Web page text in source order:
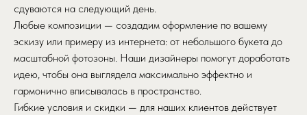
сдуваются на следующий день.
Любые композиции — создадим оформление по вашему
эскизу или примеру из интернета: от небольшого букета до
масштабной фотозоны. Наши дизайнеры помогут доработать
идею, чтобы она выглядела максимально эффектно и
гармонично вписывалась в пространство.
Гибкие условия и скидки — для наших клиентов действует